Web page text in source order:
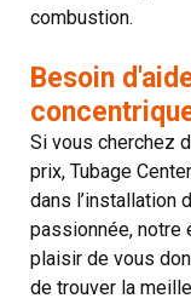
combustion.
Besoin
Si vous cherchez
prix, Tubage
dans l’installation
passionnée, notre
plaisir de vous
de trouver la